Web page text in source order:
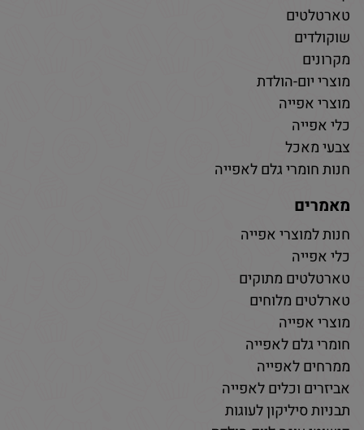
טארטלטים
שוקולדים
מקרונים
מוצרי יום-הולדת
מוצרי אפייה
כלי אפייה
צבעי מאכל
חנות חומרי גלם לאפייה
מאמרים
חנות למוצרי אפייה
כלי אפייה
טארטלטים מתוקים
טארלטים מלוחים
מוצרי אפייה
חומרי גלם לאפייה
ממרחים לאפייה
אביזרים וכלים לאפייה
תבניות סיליקון לעוגות